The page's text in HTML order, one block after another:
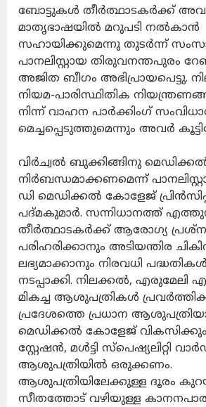
ബോട്ടുകൾ തീർത്ഥാടകർക്ക്
മാതൃഭാഷയിൽ മറുപടി നൽകാൻ
സഹായിക്കുമെന്നു തുടർന്ന്
പാനലിസ്റ്റായ തിരുവനന്തപുരം
അജിത ബീഗം അഭിപ്രായപെട്ടു.
നിയമ-പാരിസ്ഥിതിക
നിന്ന് വാഹന പാർക്കിംഗ്
മെച്ചപ്പെടുത്തുമെന്നും അവർ
വിർച്വൽ ബുക്കിങ്ങിനു മെഡിക്കൽ
നിർബന്ധമാക്കണമെന്ന്
ഡി മെഡിക്കൽ കോളേജ്
പദ്മകുമാർ. സന്നിധാനത്ത്
തീർത്ഥാടകർക്ക് ആരോഗ്യ
പരിഹരിക്കാനും അടിയന്തിര
ലഭ്യമാക്കാനും നിരവധി
നടപ്പാക്കി. നിലക്കൽ, എരുമേലി
മികച്ച ആശുപത്രികൾ
പ്രദേശത്തെ പ്രധാന
മെഡിക്കൽ കോളേജ്
സ്റ്റേഷൻ, മൾട്ടി സ്പെഷ്യലിറ്റി
ആശുപത്രിയിൽ ഒരുക്കണം.
ആശുപത്രിയിലേക്കുള്ള ദൂരം
സീതത്തോട് വഴിയുള്ള